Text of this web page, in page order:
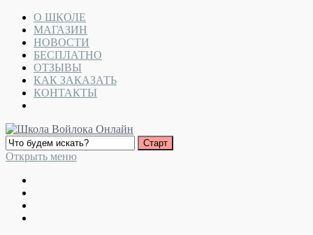
О ШКОЛЕ
МАГАЗИН
НОВОСТИ
БЕСПЛАТНО
ОТЗЫВЫ
КАК ЗАКАЗАТЬ
КОНТАКТЫ
Открыть меню